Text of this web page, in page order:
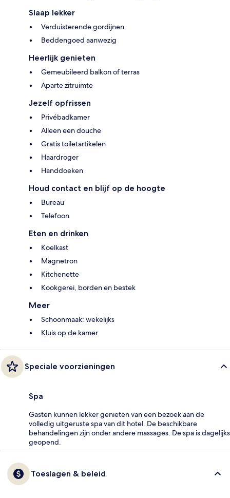
Slaap lekker
Verduisterende gordijnen
Beddengoed aanwezig
Heerlijk genieten
Gemeubileerd balkon of terras
Aparte zitruimte
Jezelf opfrissen
Privébadkamer
Alleen een douche
Gratis toiletartikelen
Haardroger
Handdoeken
Houd contact en blijf op de hoogte
Bureau
Telefoon
Eten en drinken
Koelkast
Magnetron
Kitchenette
Kookgerei, borden en bestek
Meer
Schoonmaak: wekelijks
Kluis op de kamer
Speciale voorzieningen
Spa
Gasten kunnen lekker genieten van een bezoek aan de
volledig uitgeruste spa van dit hotel. De beschikbare
behandelingen zijn onder andere massages. De spa is dagelijks
geopend.
Toeslagen & beleid